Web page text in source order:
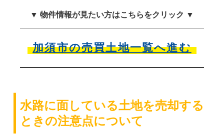
▼ 物件情報が見たい方はこちらをクリック ▼
加須市の売買土地一覧へ進む
水路に面している土地を売却する
ときの注意点について